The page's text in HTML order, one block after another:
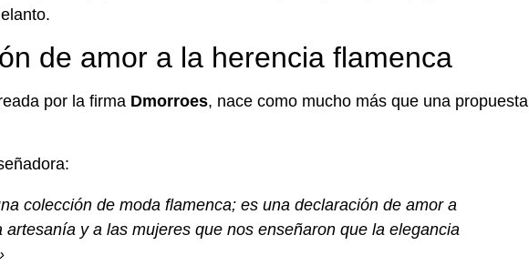
de amor a la herencia flamenca
por la firma Dmorroes, nace como mucho más que una propuesta
colección de moda flamenca; es una declaración de amor a
artesanía y a las mujeres que nos enseñaron que la elegancia